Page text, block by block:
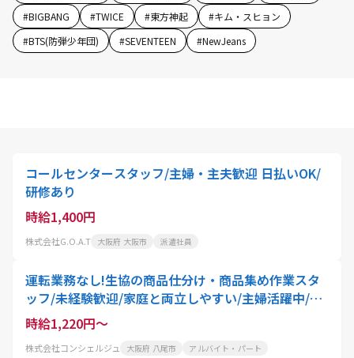
#BIGBANG #TWICE #東方神起 #キム・スヒョン
#BTS(防弾少年団) #SEVENTEEN #NewJeans
コールセンタースタッフ/主婦・主夫歓迎 日払いOK/
研修あり
時給1,400円
株式会社G.O.A.T 大阪府 大阪市 派遣社員
運転業務なし!生協の商品仕分け・商品集め作業スタ
ッフ/未経験歓迎/家庭と両立しやすい/主婦活躍中/週
3日～OK/扶養内OK
時給1,220円～
株式会社コンシェルジュ 大阪府 八尾市 アルバイト・パート